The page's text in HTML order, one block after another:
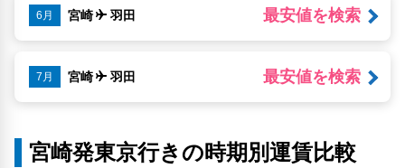
6月 宮崎 羽田 最安値を検索
7月 宮崎 羽田 最安値を検索
宮崎発東京行きの時期別運賃比較